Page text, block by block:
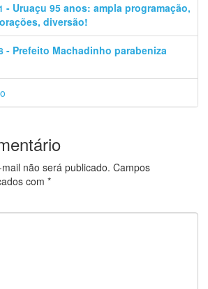
- Uruaçu 95 anos: ampla programação,
diversão!
- Prefeito Machadinho parabeniza
não será publicado. Campos
com *